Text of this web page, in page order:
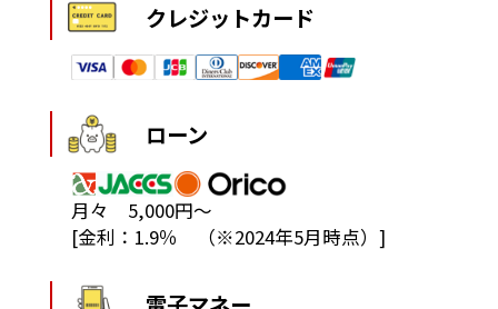
クレジットカード
ローン
月々 5,000円～
[金利：1.9％ （※2024年5月時点）]